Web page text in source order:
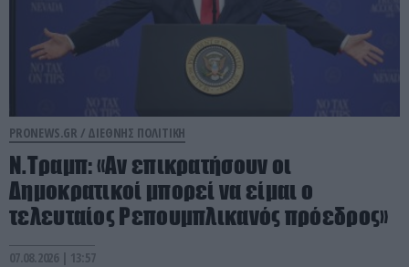
PRONEWS.GR / ΔΙΕΘΝΗΣ ΠΟΛΙΤΙΚΗ
Ν.Τραμπ: «Αν επικρατήσουν οι
Δημοκρατικοί μπορεί να είμαι ο
τελευταίος Ρεπουμπλικανός πρόεδρος»
07.08.2026 | 13:57